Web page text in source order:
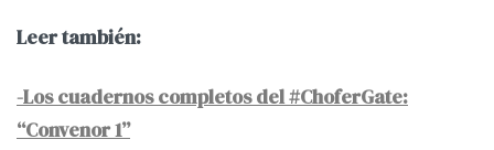
Leer también:
-Los cuadernos completos del #ChoferGate:
“Convenor 1”